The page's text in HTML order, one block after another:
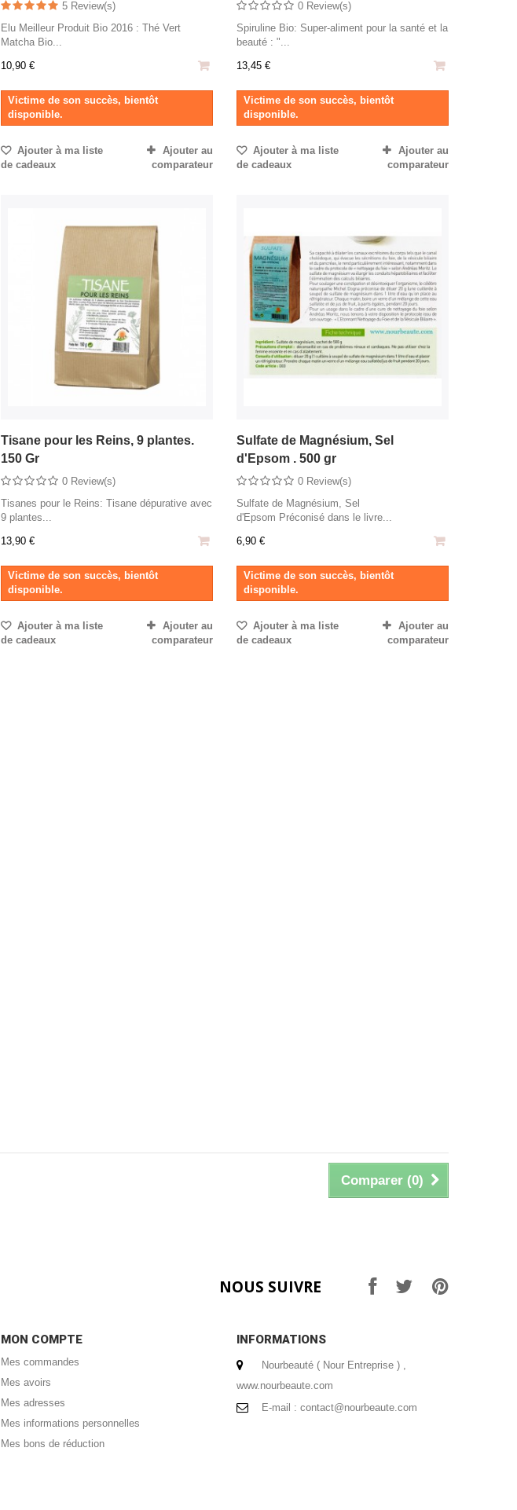
5 Review(s)
Elu Meilleur Produit Bio 2016 : Thé Vert
Matcha Bio...
10,90 €
Victime de son succès, bientôt
disponible.
Ajouter à ma liste
de cadeaux
Ajouter au
comparateur
0 Review(s)
Spiruline Bio: Super-aliment pour la santé et la
beauté : "...
13,45 €
Victime de son succès, bientôt
disponible.
Ajouter à ma liste
de cadeaux
Ajouter au
comparateur
Tisane pour les Reins, 9 plantes.
150 Gr
0 Review(s)
Tisanes pour le Reins: Tisane dépurative avec
9 plantes...
13,90 €
Victime de son succès, bientôt
disponible.
Ajouter à ma liste
de cadeaux
Ajouter au
comparateur
Sulfate de Magnésium, Sel
d'Epsom . 500 gr
0 Review(s)
Sulfate de Magnésium, Sel
d'Epsom Préconisé dans le livre...
6,90 €
Victime de son succès, bientôt
disponible.
Ajouter à ma liste
de cadeaux
Ajouter au
comparateur
Comparer (0)
NOUS SUIVRE
MON COMPTE
Mes commandes
Mes avoirs
Mes adresses
Mes informations personnelles
Mes bons de réduction
INFORMATIONS
Nourbeauté ( Nour Entreprise ) ,
www.nourbeaute.com
E-mail : contact@nourbeaute.com